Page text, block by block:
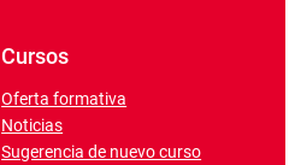
Cursos
Oferta formativa
Noticias
Sugerencia de nuevo curso